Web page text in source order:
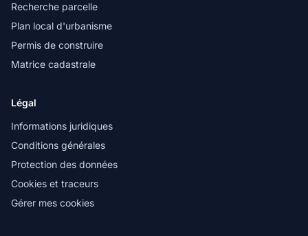
Recherche parcelle
Plan local d'urbanisme
Permis de construire
Matrice cadastrale
Légal
Informations juridiques
Conditions générales
Protection des données
Cookies et traceurs
Gérer mes cookies